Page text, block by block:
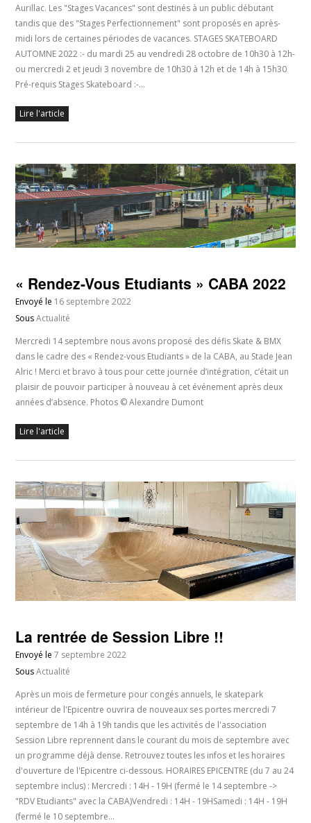
Aurillac. Les "Stages Vacances" sont destinés à un public débutant
tandis que des "Stages Perfectionnement" sont proposés en après-
midi lors de certaines périodes de vacances. STAGES SKATEBOARD
AUTOMNE 2022 :- du mardi 25 au vendredi 28 octobre de 10h30 à 12h-
ou mercredi 2 et jeudi 3 novembre de 10h30 à 12h et de 14h à 15h30
Pré-requis Stages Skateboard :-…
Lire l'article
« Rendez-Vous Etudiants » CABA 2022
Envoyé le 16 septembre 2022
SousActualité
Mercredi 14 septembre nous avons proposé des défis Skate & BMX
dans le cadre des « Rendez-vous Etudiants » de la CABA, au Stade Jean
Alric ! Merci et bravo à tous pour cette journée d’intégration, c’était un
plaisir de pouvoir participer à nouveau à cet événement après deux
années d’absence. Photos © Alexandre Dumont
Lire l'article
La rentrée de Session Libre !!
Envoyé le7 septembre 2022
SousActualité
Après un mois de fermeture pour congés annuels, le skatepark
intérieur de l'Epicentre ouvrira de nouveaux ses portes mercredi 7
septembre de 14h à 19h tandis que les activités de l'association
Session Libre reprennent dans le courant du mois de septembre avec
un programme déjà dense. Retrouvez toutes les infos et les horaires
d'ouverture de l'Epicentre ci-dessous. HORAIRES EPICENTRE (du 7 au 24
septembre inclus) : Mercredi : 14H - 19H (fermé le 14 septembre ->
"RDV Etudiants" avec la CABA)Vendredi : 14H - 19HSamedi : 14H - 19H
(fermé le 10 septembre…